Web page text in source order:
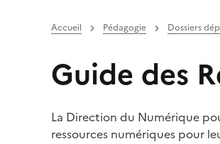
Accueil Pédagogie Dossiers
Guide des
La Direction du Numérique
ressources numériques pour